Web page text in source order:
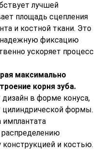
лучшей
площадь сцепления
и костной ткани. Это
надежную фиксацию
ускоряет процесс
максимально
корня зуба.
в форме конуса,
цилиндрической формы.
и костью.